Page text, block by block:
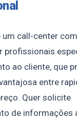
um call-center
profissionais
ao cliente, que
entre
Quer solicite
de informações